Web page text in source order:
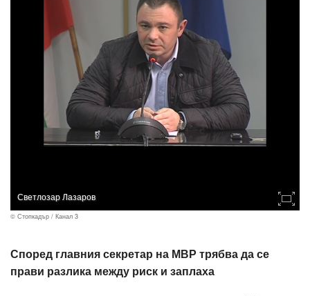
Светлозар Лазаров
© Стопкадър / Канал 3
Според главния секретар на МВР трябва да се
прави разлика между риск и заплаха